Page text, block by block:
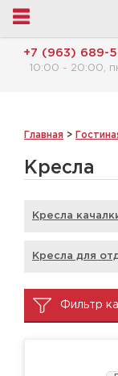
+7 (963) 689-
10:00 - 20:00,
Главная >
Кресла
Кресла
Кресла для
Фильтр